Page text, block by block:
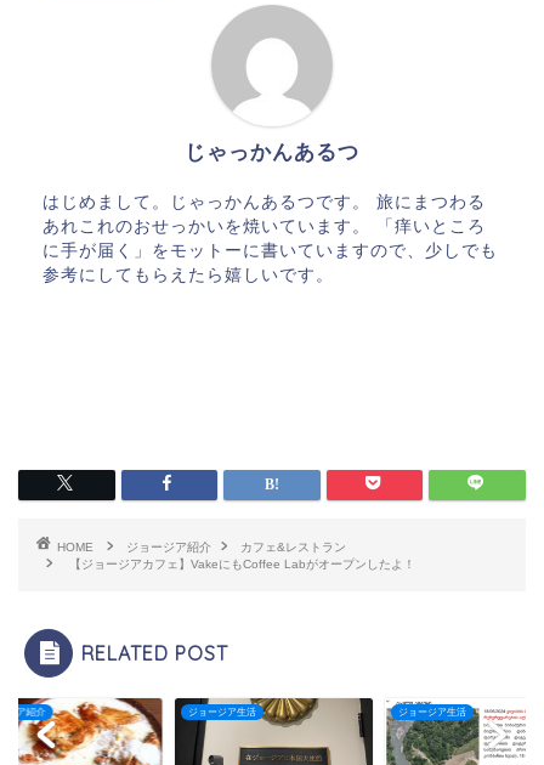
じゃっかんあるつ
はじめまして。じゃっかんあるつです。 旅にまつわる
あれこれのおせっかいを焼いています。 「痒いところ
に手が届く」をモットーに書いていますので、少しでも
参考にしてもらえたら嬉しいです。
HOME ジョージア紹介
カフェ&レストラン
【ジョージアカフェ】VakeにもCoffee Labがオープンしたよ！
RELATED POST
ジア紹介 ジョージア生活 ジョージア生活